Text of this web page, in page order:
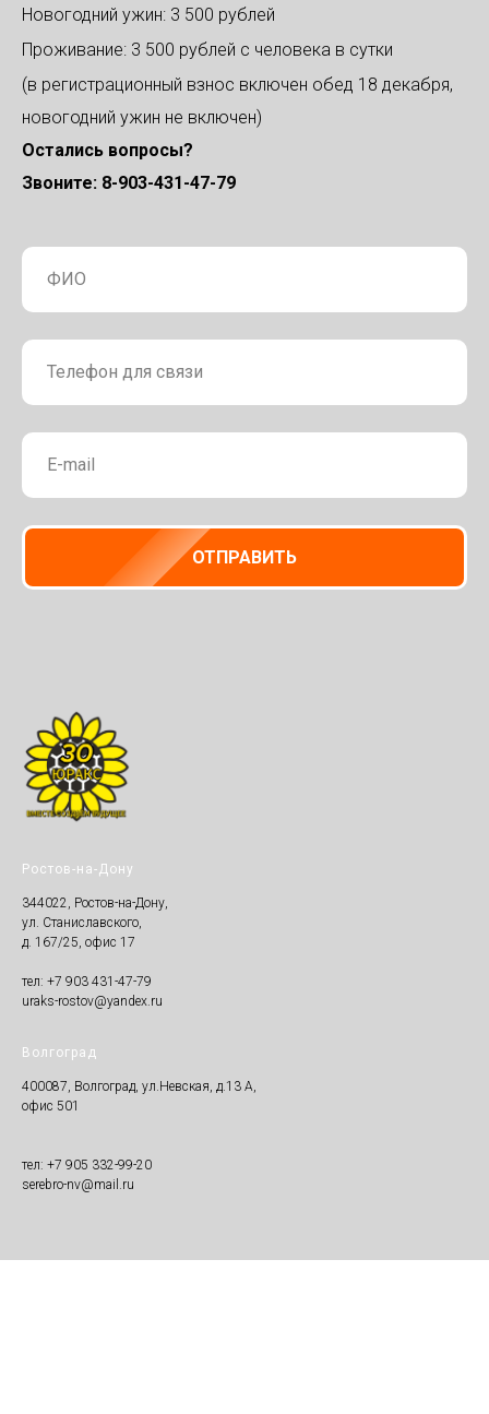
Новогодний ужин: 3 500 рублей
Проживание: 3 500 рублей с человека в сутки
(в регистрационный взнос включен обед 18 декабря,
новогодний ужин не включен)
Остались вопросы?
Звоните: 8-903-431-47-79
ОТПРАВИТЬ
Ростов-на-Дону
344022, Ростов-на-Дону,
ул. Станиславского,
д. 167/25, офис 17
тел: +7 903 431-47-79
uraks-rostov@yandex.ru
Волгоград
400087, Волгоград, ул.Невская, д.13 А,
офис 501
тел: +7 905 332-99-20
serebro-nv@mail.ru